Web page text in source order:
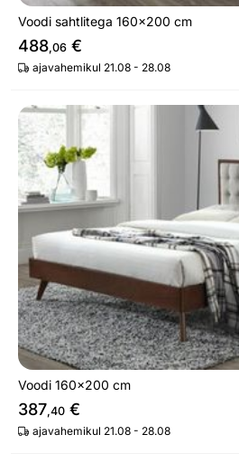
Voodi sahtlitega 160x200 cm
488,06 €
ajavahemikul 21.08 - 28.08
Voodi 160x200 cm
Voodi 160x200 cm
387,40 €
ajavahemikul 21.08 - 28.08